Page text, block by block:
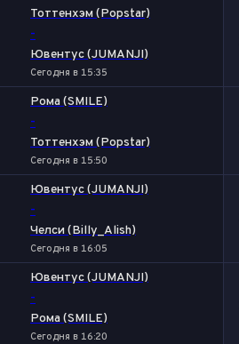
Тоттенхэм (Popstar)
-
Ювентус (JUMANJI)
Сегодня в 15:35
Рома (SMILE)
-
Тоттенхэм (Popstar)
Сегодня в 15:50
Ювентус (JUMANJI)
-
Челси (Billy_Alish)
Сегодня в 16:05
Ювентус (JUMANJI)
-
Рома (SMILE)
Сегодня в 16:20